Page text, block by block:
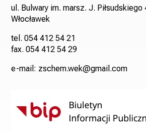
ul. Bulwary im. marsz. J.
Włocławek
tel. 054 412 54 21
fax. 054 412 54 29
e-mail: zschem.wek@gmail.com